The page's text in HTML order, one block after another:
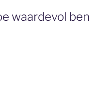
waardevol ben